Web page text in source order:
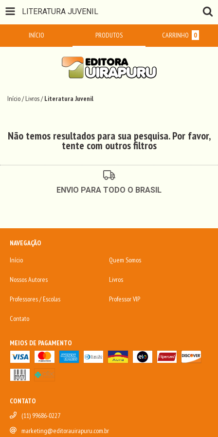
LITERATURA JUVENIL
INÍCIO PRODUTOS CARRINHO 0
Início/ Livros/ Literatura Juvenil
Não temos resultados para sua pesquisa. Por favor,
tente com outros filtros
ENVIO PARA TODO O BRASIL
NAVEGAÇÃO
Início
Quem Somos
Nossos Autores Livros
Professores / Escolas Professor VIP
Contato
MEIOS DE PAGAMENTO
CONTATO
(11) 99686-0227
marketing@editorauirapuru.com.br